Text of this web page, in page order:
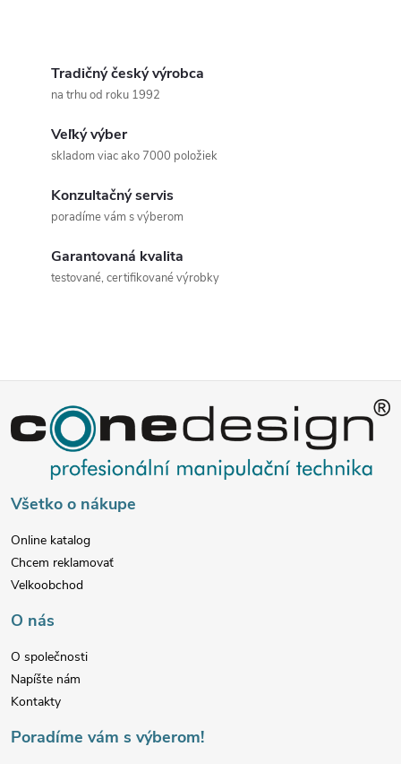
v
y
v
ý
p
i
s
u
Tradičný český výrobca
na trhu od roku 1992
Veľký výber
skladom viac ako 7000 položiek
Konzultačný servis
poradíme vám s výberom
Garantovaná kvalita
testované, certifikované výrobky
á
p
ä
t
e
Všetko o nákupe
Online katalog
Chcem reklamovať
Velkoobchod
O nás
O společnosti
Napíšte nám
Kontakty
Poradíme vám s výberom!